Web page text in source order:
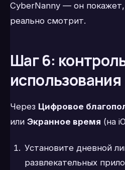
CyberNanny — он
реально смотрит.
Шаг 6:
использования
Через Цифровое
или Экранное время (на
Установите дневной
развлекательных